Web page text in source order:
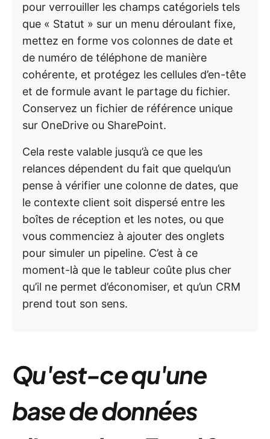
pour verrouiller les champs catégoriels tels
que « Statut » sur un menu déroulant fixe,
mettez en forme vos colonnes de date et
de numéro de téléphone de manière
cohérente, et protégez les cellules d’en-tête
et de formule avant le partage du fichier.
Conservez un fichier de référence unique
sur OneDrive ou SharePoint.
Cela reste valable jusqu’à ce que les
relances dépendent du fait que quelqu’un
pense à vérifier une colonne de dates, que
le contexte client soit dispersé entre les
boîtes de réception et les notes, ou que
vous commenciez à ajouter des onglets
pour simuler un pipeline. C’est à ce
moment-là que le tableur coûte plus cher
qu’il ne permet d’économiser, et qu’un CRM
prend tout son sens.
Qu'est-ce qu'une
base de données